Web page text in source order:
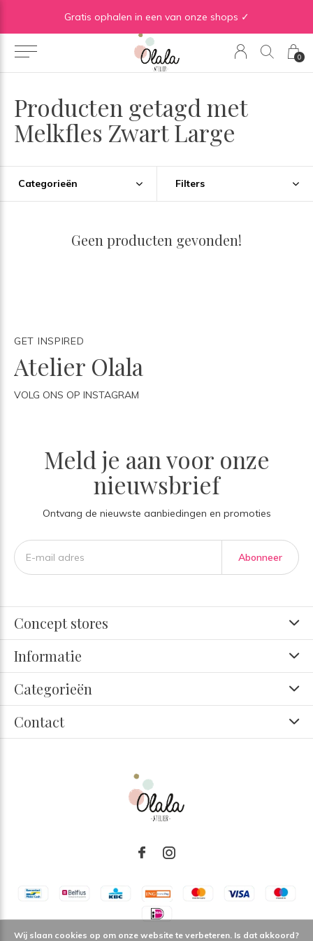
0
Gratis ophalen in een van onze shops ✓
Producten getagd met
Melkfles Zwart Large
Categorieën Filters
Geen producten gevonden!
GET INSPIRED
Atelier Olala
VOLG ONS OP INSTAGRAM
Meld je aan voor onze
nieuwsbrief
Ontvang de nieuwste aanbiedingen en promoties
Abonneer
Concept stores
Informatie
Categorieën
Contact
Wij slaan cookies op om onze website te verbeteren. Is dat akkoord?